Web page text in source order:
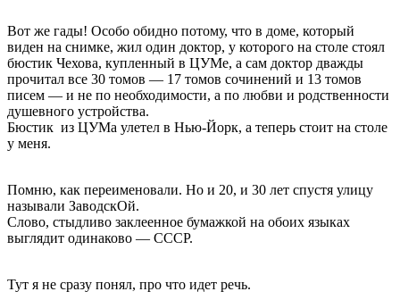
Вот же гады! Особо обидно потому, что в доме, который
виден на снимке, жил один доктор, у которого на столе стоял
бюстик Чехова, купленный в ЦУМе, а сам доктор дважды
прочитал все 30 томов — 17 томов сочинений и 13 томов
писем — и не по необходимости, а по любви и родственности
душевного устройства.
Бюстик из ЦУМа улетел в Нью-Йорк, а теперь стоит на столе
у меня.
Помню, как переименовали. Но и 20, и 30 лет спустя улицу
называли ЗаводскОй.
Слово, стыдливо заклеенное бумажкой на обоих языках
выглядит одинаково — СССР.
Тут я не сразу понял, про что идет речь.